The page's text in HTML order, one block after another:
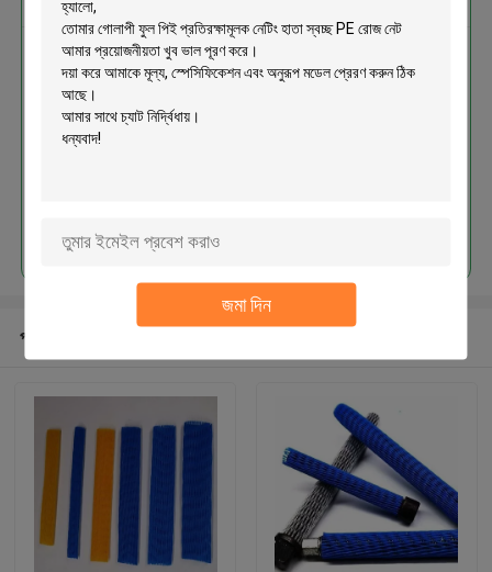
জমা দিন
গোলাপী ফুল পিই প্রতিরক্ষামূলক নেটিং হাতা
স্বচ্ছ PE রোজ নেট
প্রস্তাবিত পণ্য